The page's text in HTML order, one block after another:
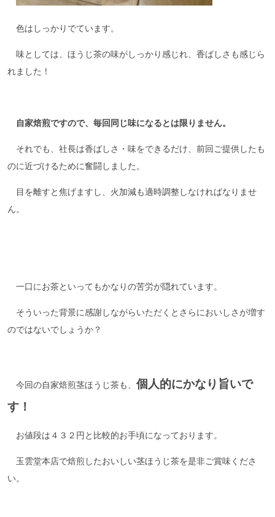
色はしっかりでています。
味としては、ほうじ茶の味がしっかり感じれ、香ばしさも感じら
れました！
自家焙煎ですので、毎回同じ味になるとは限りません。
それでも、社長は香ばしさ・味をできるだけ、前回ご提供したも
のに近づけるために奮闘しました。
目を離すと焦げますし、火加減も適時調整しなければなりませ
ん。
一口にお茶といってもかなりの苦労が隠れています。
そういった背景に感謝しながらいただくとさらにおいしさが増す
のではないでしょうか？
今回の自家焙煎茎ほうじ茶も、 個人的にかなり旨いで
す！
お値段は４３２円と比較的お手頃になっております。
玉雲堂本店で焙煎したおいしい茎ほうじ茶を是非ご賞味くださ
い。